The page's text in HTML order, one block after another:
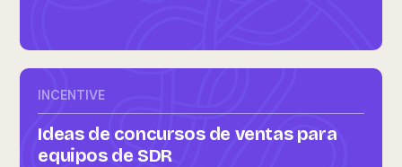
INCENTIVE
Ideas de concursos de ventas para
equipos de SDR